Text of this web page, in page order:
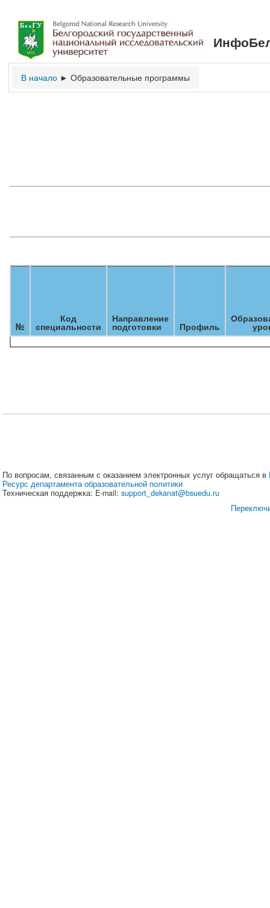
В начало ► Образовательные программы
№
Код
специальности
Направление
подготовки Профиль
По вопросам, связанным с оказанием электронных услуг обращаться в
Ресурс департамента образовательной политики
Техническая поддержка: E-mail: support_dekanat@bsuedu.ru